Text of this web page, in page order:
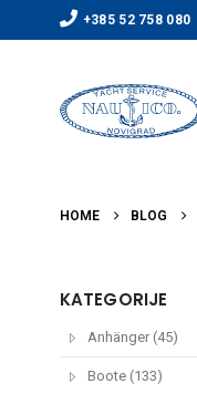
+385 52 758 080
HOME BLOG
KATEGORIJE
Anhänger (45)
Boote (133)